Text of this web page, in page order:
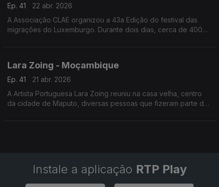
Ep. 41
22 abr. 2026
A Associação CLAE organizou a 43a Edição do festival das
migrações do Luxemburgo. Durante dois dias, cerca de 400
Lara Zoing - Moçambique
Ep. 41
21 abr. 2026
A Artista Portuguesa Lara Zoing reuniu na casa velha, centro
da cidade de Maputo, diversas pessoas que fizeram parte de
Instale a aplicação RTP Play